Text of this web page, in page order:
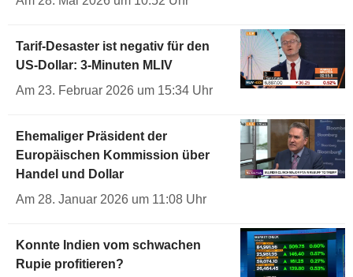
Tarif-Desaster ist negativ für den
US-Dollar: 3-Minuten MLIV
Am 23. Februar 2026 um 15:34 Uhr
Ehemaliger Präsident der
Europäischen Kommission über
Handel und Dollar
Am 28. Januar 2026 um 11:08 Uhr
Konnte Indien vom schwachen
Rupie profitieren?